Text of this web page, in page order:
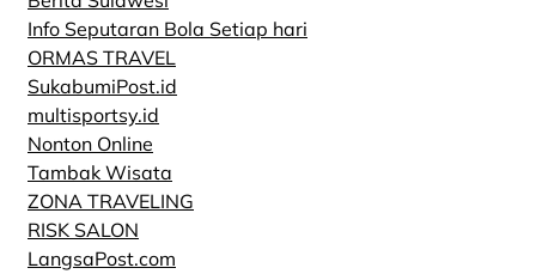
Info Seputaran Bola Setiap hari
ORMAS TRAVEL
SukabumiPost.id
multisportsy.id
Nonton Online
Tambak Wisata
ZONA TRAVELING
RISK SALON
LangsaPost.com